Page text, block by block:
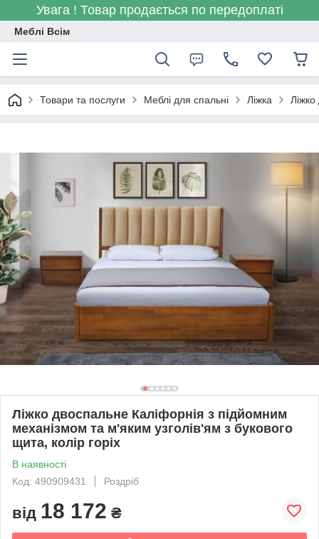
Увага ! Товар продається по передоплаті
Меблі Всім
Товари та послуги Меблі для спальні Ліжка
Ліжко двоспальне Каліфорнія з підйомним
механізмом та м'яким узголів'ям з букового
щита, колір горіх
В наявності
Код: 490909431
Роздріб
від 18 172 ₴